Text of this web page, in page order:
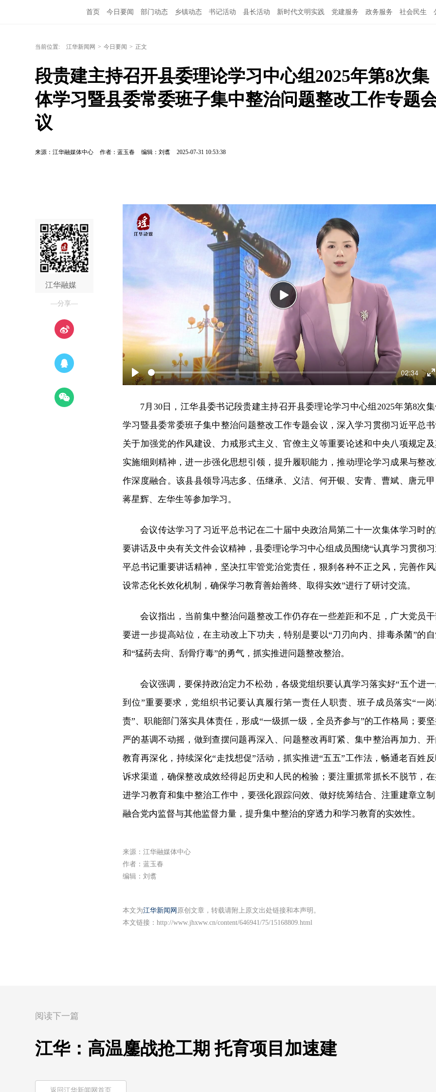
首页 今日要闻 部门动态 乡镇动态 书记活动 县长活动 新时代文明实践 党建服务 政务服务 社会民生
当前位置: 江华新闻网 > 今日要闻 > 正文
段贵建主持召开县委理论学习中心组2025年第8次集
体学习暨县委常委班子集中整治问题整改工作专题
议
来源：江华融媒体中心 作者：蓝玉春 编辑：刘翥 2025-07-31 10:53:38
江华融媒
—分享—
Play
02:34
Play
7月30日，江华县委书记段贵建主持召开县委理论学习中心组2025年第8次
学习暨县委常委班子集中整治问题整改工作专题会议，深入学习贯彻习近平总
关于加强党的作风建设、力戒形式主义、官僚主义 等重要论述和中央八项规定
实施细则精神，进一步强化思想引领，提升履职能力，推动理论学习成果与整
作深度融合。该县县领导冯志多、伍继承、义洁、何开银、安青、曹斌、唐元甲
蒋星辉、左华生等参加学习。
会议传达学习了习近平总书记在二十届中央政治局第二十一次集体学习时
要讲话及中央有关文件会议精神，县委理论学习中心组成员围绕“认真学习贯彻
平总书记重要讲话精神，坚决扛牢管党治党责任，狠刹各种不正之风，完善作
设常态化长效化机制，确保学习教育善始善终、取得实效”进行了研讨交流。
会议指出，当前集中整治问题整改工作仍存在一些差距和不足，广大党员
要进一步提高站位，在主动改上下功夫，特别是要以“刀刃向内、排毒杀菌”的
和“猛药去疴、刮骨疗毒”的勇气，抓实推进问题整改整治。
会议强调，要保持政治定力不松劲，各级党组织要认真学习落实好“五个进
到位”重要要求，党组织书记要认真履行第一责任人职责、班子成员落实“一岗
责”、职能部门落实具体责任，形成“一级抓一级，全员齐参与”的工作格局；要
严的基调不动摇，做到查摆问题再深入、问题整改再盯紧、集中整治再加力、开
教育再深化，持续深化“走找想促”活动，抓实推进“五五”工作法，畅通老百姓
诉求渠道，确保整改成效经得起历史和人民的检验；要注重抓常抓长不脱节，
进学习教育和集中整治工作中，要强化跟踪问效、做好统筹结合、注重建章立制
融合党内监督与其他监督力量，提升集中整治的穿透力和学习教育的实效性。
来源：江华融媒体中心
作者：蓝玉春
编辑：刘翥
本文为江华新闻网 原创文章，转载请附上原文出处链接和本声明。
本文链接： http://www.jhxww.cn/content/646941/75/15168809.html
阅读下一篇
江华：高温鏖战抢工期 托育项目加速建
返回江华新闻网首页